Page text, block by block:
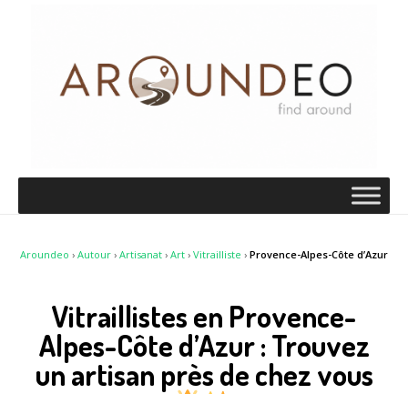
Aroundeo › Autour › Artisanat › Art › Vitrailliste › Provence-Alpes-Côte d’Azur
Vitraillistes en Provence-
Alpes-Côte d’Azur : Trouvez
un artisan près de chez vous